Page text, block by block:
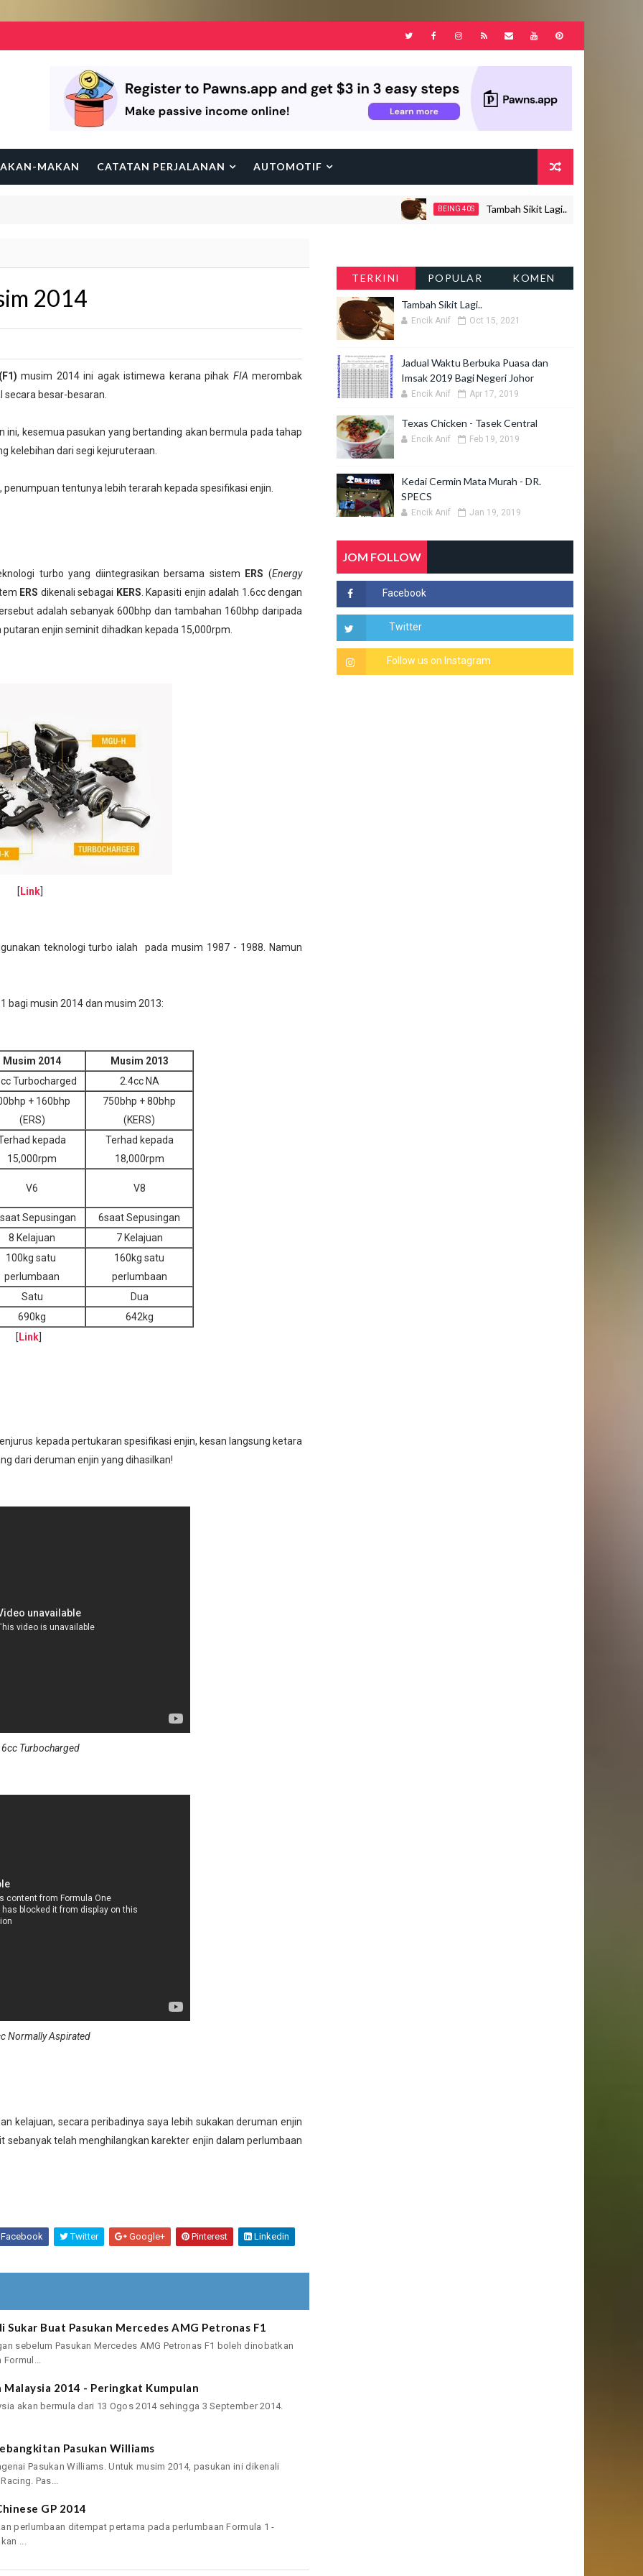
MAKAN CATATAN PERJALANAN AUTOMOTIF
BEING 40S Tambah Sikit Lagi..
2014
musim 2014 ini agak istimewa kerana pihak FIA merombak
besar-besaran.
ini, kesemua pasukan yang bertanding akan bermula pada tahap
kelebihan dari segi kejuruteraan.
, penumpuan tentunya lebih terarah kepada spesifikasi enjin.
turbo yang diintegrasikan bersama sistem ERS (Energy
ERS dikenali sebagai KERS . Kapasiti enjin adalah 1.6cc dengan
adalah sebanyak 600bhp dan tambahan 160bhp daripada
enjin seminit dihadkan kepada 15,000rpm.
[ Link]
teknologi turbo ialah pada musim 1987 - 1988. Namun
bagi musin 2014 dan musim 2013:
Musim 2014
Musim 2013
Turbocharged
2.4cc NA
+ 160bhp
(ERS)
750bhp + 80bhp
(KERS)
kepada
15,000rpm
Terhad kepada
18,000rpm
V6 V8
Sepusingan
6saat Sepusingan
8 Kelajuan
7 Kelajuan
100kg satu
perlumbaan
160kg satu
perlumbaan
Satu
Dua
690kg
642kg
[ Link
kepada pertukaran spesifikasi enjin, kesan langsung ketara
dari deruman enjin yang dihasilkan!
Turbocharged
Normally Aspirated
kelajuan, secara peribadinya saya lebih sukakan deruman enjin
sebanyak telah menghilangkan karekter enjin dalam perlumbaan
Twitter Google+ Pinterest Linkedin
Sukar Buat Pasukan Mercedes AMG Petronas F1
sebelum Pasukan Mercedes AMG Petronas F1 boleh dinobatkan
Malaysia 2014 - Peringkat Kumpulan
akan bermula dari 13 Ogos 2014 sehingga 3 September 2014.
Pasukan Williams
Pasukan Williams. Untuk musim 2014, pasukan ini dikenali
Pas...
GP 2014
perlumbaan ditempat pertama pada perlumbaan Formula 1 -
...
TERKINI POPULAR KOMEN
Tambah Sikit Lagi..
Encik Anif Oct 15, 2021
Jadual Waktu Berbuka Puasa dan
Imsak 2019 Bagi Negeri Johor
Encik Anif Apr 17, 2019
Texas Chicken - Tasek Central
Encik Anif Feb 19, 2019
Kedai Cermin Mata Murah - DR.
SPECS
Encik Anif Jan 19, 2019
JOM FOLLOW